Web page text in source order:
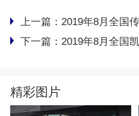
上一篇： 2019年8月全国
下一篇： 2019年8月全国凯
精彩图片